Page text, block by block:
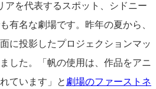
アを代表するスポット、シドニー
有名な劇場です。昨年の夏から、
に投影したプロジェクションマッ
した。「帆の使用は、作品をアニ
ています」と 劇場のファーストネ